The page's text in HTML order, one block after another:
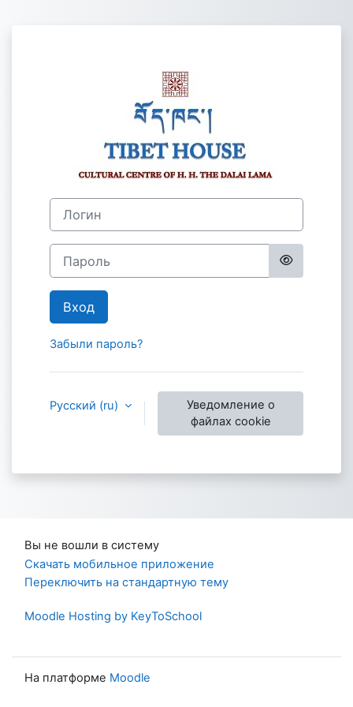
Зайти на Tibet
Логин
Пароль
Вход
Забыли пароль?
Русский ‎(ru)‎
Уведомление о
файлах cookie
Вы не вошли в систему
Скачать мобильное приложение
Переключить на стандартную тему
Moodle Hosting by KeyToSchool
На платформе Moodle